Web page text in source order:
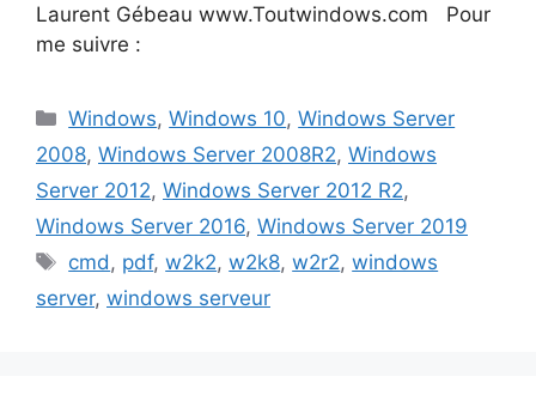
Laurent Gébeau www.Toutwindows.com Pour
me suivre :
Catégories
Windows,Windows 10,Windows Server
2008, Windows Server 2008R2, Windows
Server 2012, Windows Server 2012 R2,
Windows Server 2016, Windows Server 2019
Étiquettes
cmd , pdf,w2k2,w2k8,w2r2,windows
server, windows serveur